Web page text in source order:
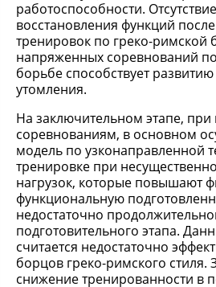
работоспособности.
восстановления функций
тренировок по греко-римской
напряженных соревнований
борьбе способствует
утомления.
На заключительном этапе, при
соревнованиям, в основном
модель по узконаправленной
тренировке при
нагрузок, которые повышают
функциональную
недостаточно
подготовительного этапа.
считается недостаточно
борцов греко-римского стиля.
снижение тренированности в